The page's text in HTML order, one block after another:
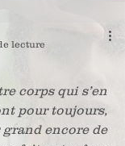
lecture
corps qui s’en
pour toujours,
encore de